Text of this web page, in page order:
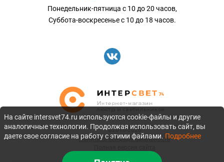
Понедельник-пятница с 10 до 20 часов,
Суббота-воскресенье с 10 до 18 часов.
©2010-2026
Политика конфиденциальности
На сайте intersvet74.ru используются cookie-файлы и другие
аналогичные технологии. Продолжая использовать сайт, вы
даете свое согласие на работу с этими файлами. Подробнее